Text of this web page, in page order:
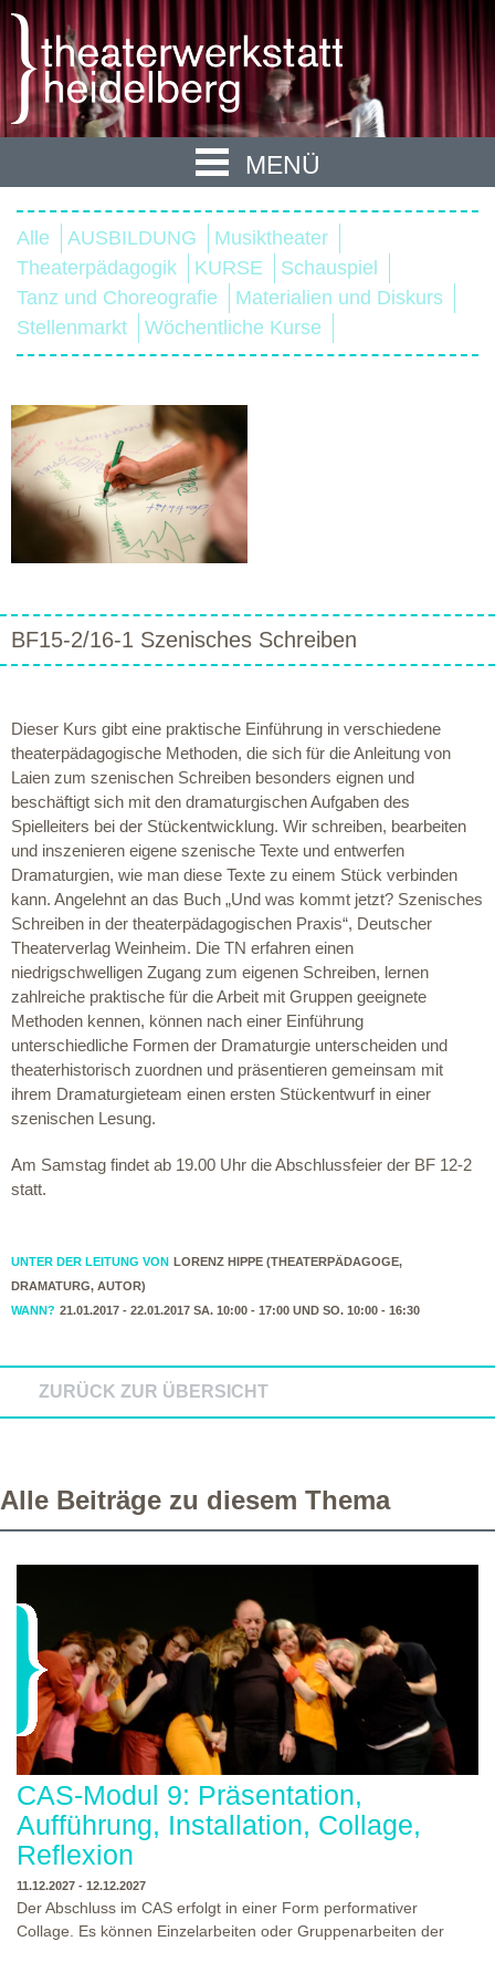
MENÜ
Alle AUSBILDUNG
Musiktheater
Theaterpädagogik
KURSE
Schauspiel
Tanz und Choreografie
Materialien und Diskurs
Stellenmarkt
Wöchentliche Kurse
BF15-2/16-1 Szenisches Schreiben
Dieser Kurs gibt eine praktische Einführung in verschiedene
theaterpädagogische Methoden, die sich für die Anleitung von
Laien zum szenischen Schreiben besonders eignen und
beschäftigt sich mit den dramaturgischen Aufgaben des
Spielleiters bei der Stückentwicklung. Wir schreiben, bearbeiten
und inszenieren eigene szenische Texte und entwerfen
Dramaturgien, wie man diese Texte zu einem Stück verbinden
kann. Angelehnt an das Buch „Und was kommt jetzt? Szenisches
Schreiben in der theaterpädagogischen Praxis“, Deutscher
Theaterverlag Weinheim. Die TN erfahren einen
niedrigschwelligen Zugang zum eigenen Schreiben, lernen
zahlreiche praktische für die Arbeit mit Gruppen geeignete
Methoden kennen, können nach einer Einführung
unterschiedliche Formen der Dramaturgie unterscheiden und
theaterhistorisch zuordnen und präsentieren gemeinsam mit
ihrem Dramaturgieteam einen ersten Stückentwurf in einer
szenischen Lesung.
Am Samstag findet ab 19.00 Uhr die Abschlussfeier der BF 12-2
statt.
UNTER DER LEITUNG VON LORENZ HIPPE (THEATERPÄDAGOGE,
DRAMATURG, AUTOR)
WANN? 21.01.2017 - 22.01.2017 SA. 10:00 - 17:00 UND SO. 10:00 - 16:30
ZURÜCK ZUR ÜBERSICHT
Alle Beiträge zu diesem Thema
CAS-Modul 9: Präsentation,
Aufführung, Installation, Collage,
Reflexion
11.12.2027 - 12.12.2027
Der Abschluss im CAS erfolgt in einer Form performativer
Collage. Es können Einzelarbeiten oder Gruppenarbeiten der